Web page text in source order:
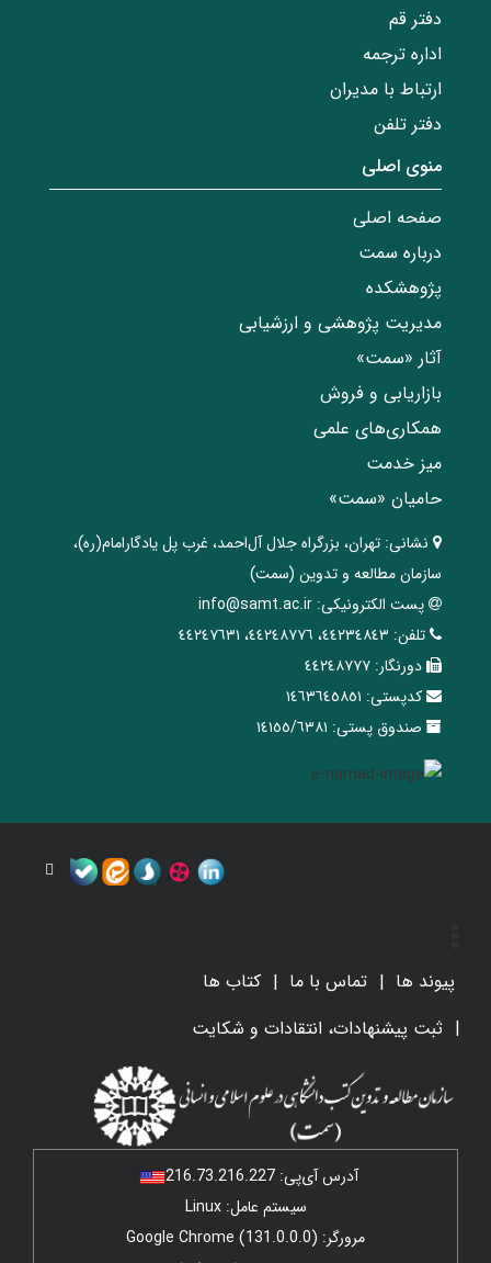
دفتر قم
اداره ترجمه
ارتباط با مدیران
دفتر تلفن
منوی اصلی
صفحه اصلی
درباره سمت
پژوهشکده
مدیریت پژوهشی و ارزشیابی
آثار «سمت»
بازاریابی و فروش
همکاری‌های علمی
میز خدمت
حامیان «سمت»
نشانی: تهران، ‌بزرگراه ‌جلال آل‌احمد، غرب پل يادگار‌امام(ره)‌،
سازمان مطالعه و تدوین‌ (سمت)
پست الکترونیکی: info@samt.ac.ir
تلفن: ٤٤٢٣٤٨٤٣، ٤٤٢٤٨٧٧٦، ٤٤٢٤٧٦٣١
دورنگار: ٤٤٢٤٨٧٧٧
کدپستی: ١٤٦٣٦٤٥٨٥١
صندوق پستی: ١٤١٥٥/٦٣٨١
پیوند ها تماس با ما
کتاب ها
ثبت پیشنهادات، انتقادات و شکایت
آدرس آی‌پی: 216.73.216.227
سیستم عامل: Linux
مرورگر: Google Chrome (131.0.0.0)